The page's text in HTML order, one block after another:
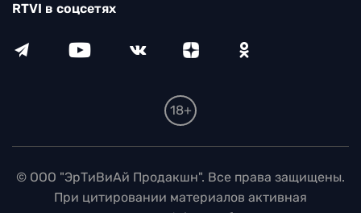
RTVI в соцсетях
18+
© ООО "ЭрТиВиАй Продакшн". Все права защищены.
При цитировании материалов активная